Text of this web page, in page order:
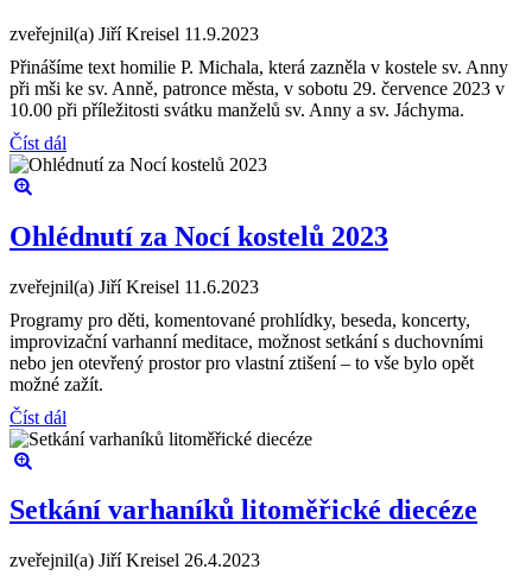
zveřejnil(a) Jiří Kreisel 11.9.2023
Přinášíme text homilie P. Michala, která zazněla v kostele sv. Anny
při mši ke sv. Anně, patronce města, v sobotu 29. července 2023 v
10.00 při příležitosti svátku manželů sv. Anny a sv. Jáchyma.
Číst dál
Ohlédnutí za Nocí kostelů 2023
zveřejnil(a) Jiří Kreisel 11.6.2023
Programy pro děti, komentované prohlídky, beseda, koncerty,
improvizační varhanní meditace, možnost setkání s duchovními
nebo jen otevřený prostor pro vlastní ztišení – to vše bylo opět
možné zažít.
Číst dál
Setkání varhaníků litoměřické diecéze
zveřejnil(a) Jiří Kreisel 26.4.2023